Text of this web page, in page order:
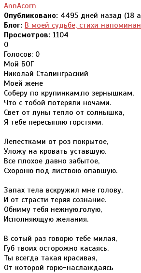
AnnAcorn
Опубликовано: 4495 дней назад (18
Блог: В моей судьбе, стихи
Просмотров: 1104
0
Голосов: 0
Мой БОГ
Николай Сталинграский
Моей жене
Соберу по крупинкам,по зернышкам,
Что с тобой потеряли ночами.
Свет от луны тепло от солнышка,
Я тебе пересыплю горстями.
Лепестками от роз покрытое,
Уложу на кровать уставшую.
Все плохое давно забытое,
Схороню под листвою опавшую.
Запах тела вскружил мне голову,
И от страсти теряя сознание.
Обниму тебя нежную,голую,
Исполняющую желания.
В сотый раз говорю тебе милая,
Губ твоих осторожно касаясь.
Ты всегда такая красивая,
От которой горю-наслаждаясь